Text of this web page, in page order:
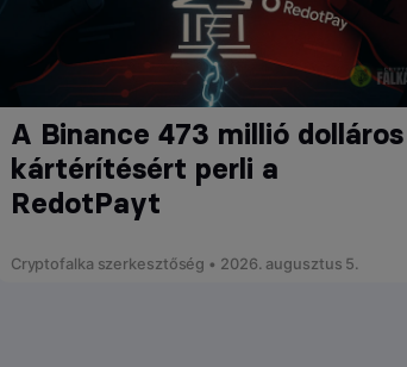
A Binance 473 millió dolláros
kártérítésért perli a
RedotPayt
Cryptofalka szerkesztőség • 2026. augusztus 5.